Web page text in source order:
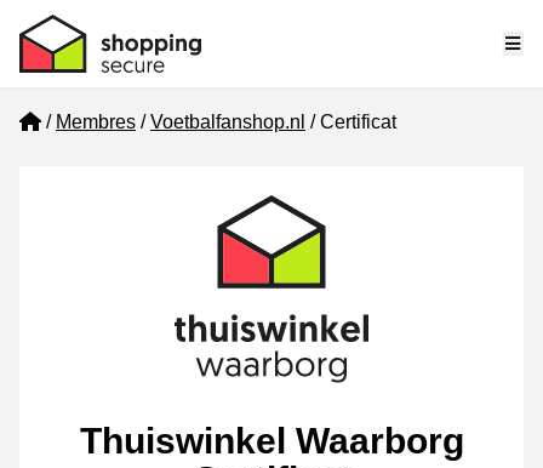
Home
Membres Voetbalfanshop.nl Certificat
Thuiswinkel Waarborg